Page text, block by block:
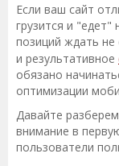
Если ваш сайт
грузится и
позиций ждать
и результативное
обязано
оптимизации
Давайте
внимание в
пользователи